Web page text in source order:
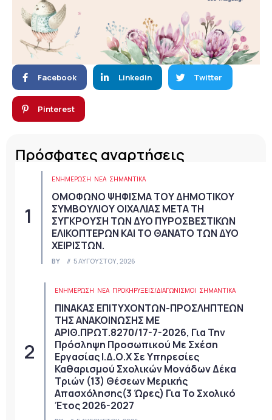
Facebook Linkedin Twitter
Pinterest
Πρόσφατες αναρτήσεις
ΕΝΗΜΕΡΩΣΗ ΝΈΑ ΣΗΜΑΝΤΙΚΆ
ΟΜΟΦΩΝΟ ΨΗΦΙΣΜΑ ΤΟΥ ΔΗΜΟΤΙΚΟΥ
ΣΥΜΒΟΥΛΙΟΥ ΟΙΧΑΛΙΑΣ ΜΕΤΑ ΤΗ
ΣΥΓΚΡΟΥΣΗ ΤΩΝ ΔΥΟ ΠΥΡΟΣΒΕΣΤΙΚΩΝ
ΕΛΙΚΟΠΤΕΡΩΝ ΚΑΙ ΤΟ ΘΑΝΑΤΟ ΤΩΝ ΔΥΟ
ΧΕΙΡΙΣΤΩΝ.
BY 5 ΑΥΓΟΎΣΤΟΥ, 2026
ΕΝΗΜΕΡΩΣΗ ΝΈΑ ΠΡΟΚΗΡΎΞΕΙΣ/ΔΙΑΓΩΝΙΣΜΟΊ ΣΗΜΑΝΤΙΚΆ
ΠΙΝΑΚΑΣ ΕΠΙΤΥΧΟΝΤΩΝ-ΠΡΟΣΛΗΠΤΕΩΝ
ΤΗΣ ΑΝΑΚΟΙΝΩΣΗΣ ΜΕ
ΑΡΙΘ.ΠΡΩΤ.8270/17-7-2026, Για Την
Πρόσληψη Προσωπικού Με Σχέση
Εργασίας Ι.Δ.Ο.Χ Σε Υπηρεσίες
Καθαρισμού Σχολικών Μονάδων Δέκα
Τριών (13) Θέσεων Μερικής
Απασχόλησης(3 Ώρες) Για Το Σχολικό
Έτος 2026-2027